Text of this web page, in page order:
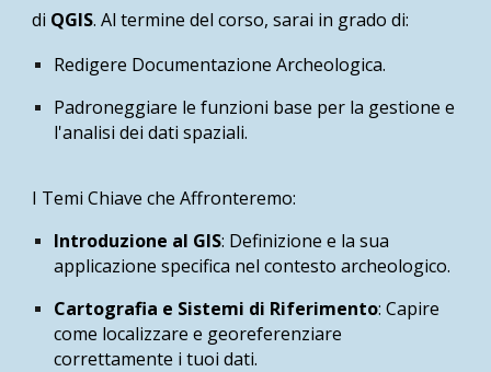
di QGIS. Al termine del corso, sarai in grado di:
Redigere Documentazione Archeologica.
Padroneggiare le funzioni base per la gestione e
l'analisi dei dati spaziali.
I Temi Chiave che Affronteremo:
Introduzione al GIS: Definizione e la sua
applicazione specifica nel contesto archeologico.
Cartografia e Sistemi di Riferimento: Capire
come localizzare e georeferenziare
correttamente i tuoi dati.